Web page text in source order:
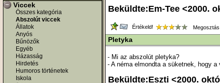
Viccek
Összes kategória
Abszolút viccek
Állatok
Anyós
Bűnözők
Egyéb
Házasság
Hirdetés
Humoros történetek
Iskola
Beküldte:Em-Tee <2000.
Értékeld!
Pletyka
- Mi az abszolút pletyka?
- A néma elmondta a süketnek, hogy
Beküldte:Eszti <2000.